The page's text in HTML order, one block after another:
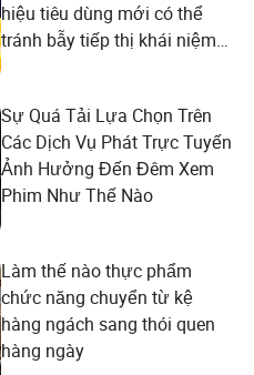
hiệu tiêu dùng mới có thể
tránh bẫy tiếp thị khái niệm
Sự Quá Tải Lựa Chọn Trên
Các Dịch Vụ Phát Trực Tuyến
Ảnh Hưởng Đến Đêm Xem
Phim Như Thế Nào
Làm thế nào thực phẩm
chức năng chuyển từ kệ
hàng ngách sang thói quen
hàng ngày